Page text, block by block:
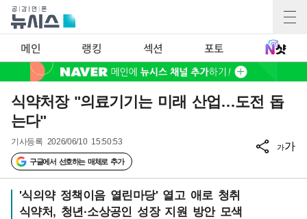
메인 랭킹 섹션 포토
식약처장 "의료기기는 미래 산업…도전 돕
는다"
기사등록 2026/06/10 15:50:53
구글에서 선호하는 매체로 추가
가가
'식의약 정책이음 열린마당' 열고 애로 청취
식약처, 청년·소상공인 성장 지원 방안 모색